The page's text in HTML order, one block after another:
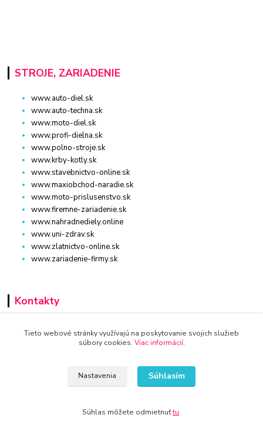
STROJE, ZARIADENIE
www.auto-diel.sk
www.auto-techna.sk
www.moto-diel.sk
www.profi-dielna.sk
www.polno-stroje.sk
www.krby-kotly.sk
www.stavebnictvo-online.sk
www.maxiobchod-naradie.sk
www.moto-prislusenstvo.sk
www.firemne-zariadenie.sk
www.nahradnediely.online
www.uni-zdrav.sk
www.zlatnictvo-online.sk
www.zariadenie-firmy.sk
Kontakty
+421 940 949 000
Tieto webové stránky využívajú na poskytovanie svojich služieb
súbory cookies. Viac informácií.
Nastavenia Súhlasím
Súhlas môžete odmietnuťtu.